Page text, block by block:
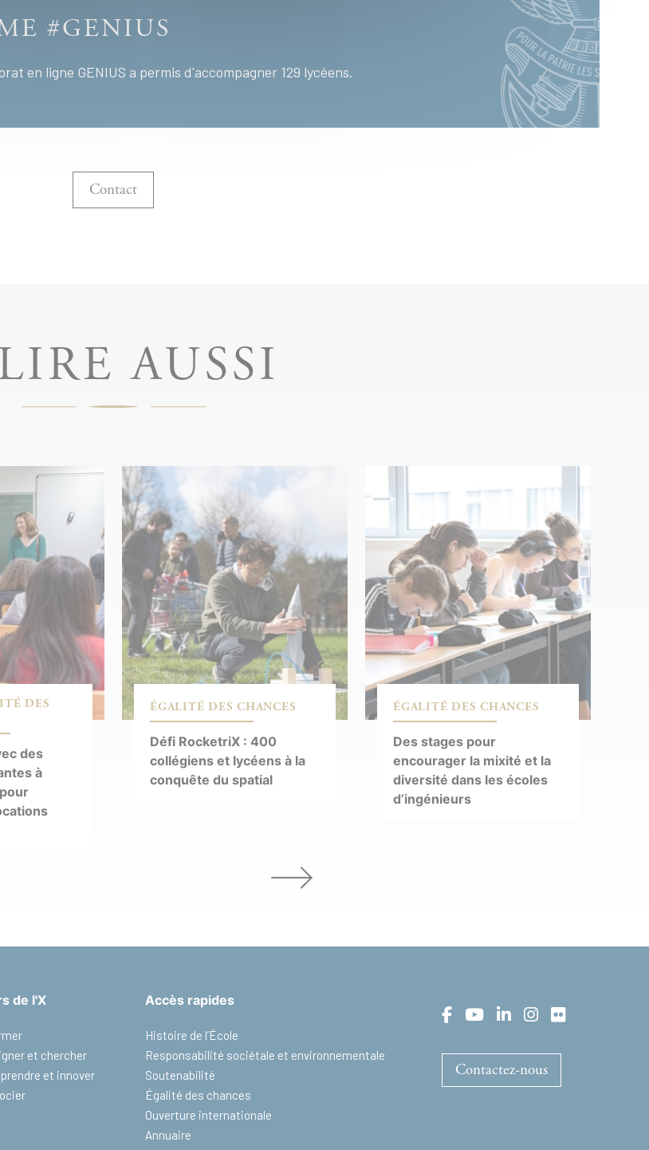
#GENIUS
en ligne GENIUS a permis d'accompagner 129 lycéens.
Contact
AUSSI
DES
des
à
ÉGALITÉ DES CHANCES
Défi RocketriX : 400
collégiens et lycéens à la
conquête du spatial
ÉGALITÉ DES CHANCES
Des stages pour
encourager la mixité et la
diversité dans les écoles
d’ingénieurs
de l'X
et chercher
et innover
Accès rapides
Histoire de l’École
Responsabilité sociétale et environnementale
Soutenabilité
Égalité des chances
Ouverture internationale
Annuaire
Contactez-nous